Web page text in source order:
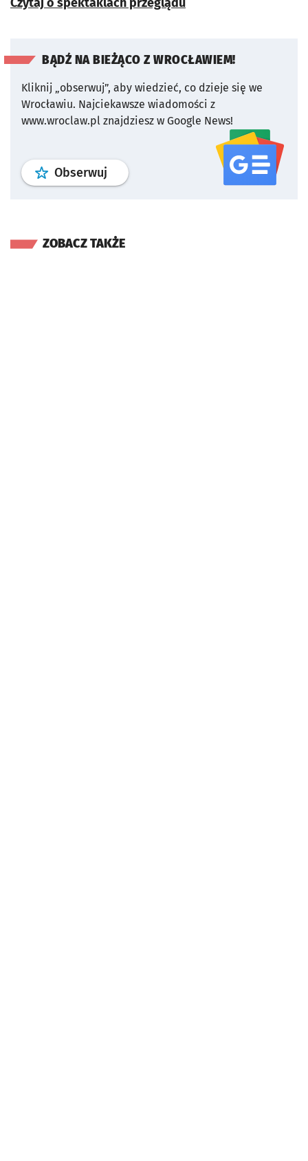
BĄDŹ NA BIEŻĄCO Z WROCŁAWIEM!
Kliknij „obserwuj”, aby wiedzieć, co dzieje się we
Wrocławiu. Najciekawsze wiadomości z
www.wroclaw.pl znajdziesz w Google News!
Obserwuj profil serwisu
ZOBACZ TAKŻE